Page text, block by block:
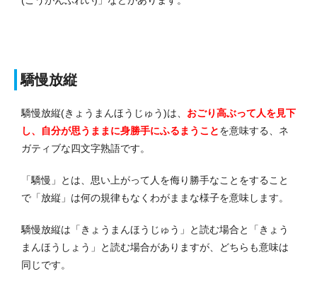
驕慢放縦
驕慢放縦(きょうまんほうじゅう)は、 おごり高ぶって人を見下
し、自分が思うままに身勝手にふるまうことを意味する、ネ
ガティブな四文字熟語です。
「驕慢」とは、思い上がって人を侮り勝手なことをすること
で「放縦」は何の規律もなくわがままな様子を意味します。
驕慢放縦は「きょうまんほうじゅう」と読む場合と「きょう
まんほうしょう」と読む場合がありますが、どちらも意味は
同じです。